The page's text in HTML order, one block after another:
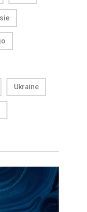
Ukraine